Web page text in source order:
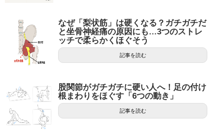
なぜ「梨状筋」は硬くなる？ガチガチだ
と坐骨神経痛の原因にも…3つのストレ
ッチで柔らかくほぐそう
記事を読む
股関節がガチガチに硬い人へ！足の付け
根まわりをほぐす「6つの動き」
記事を読む